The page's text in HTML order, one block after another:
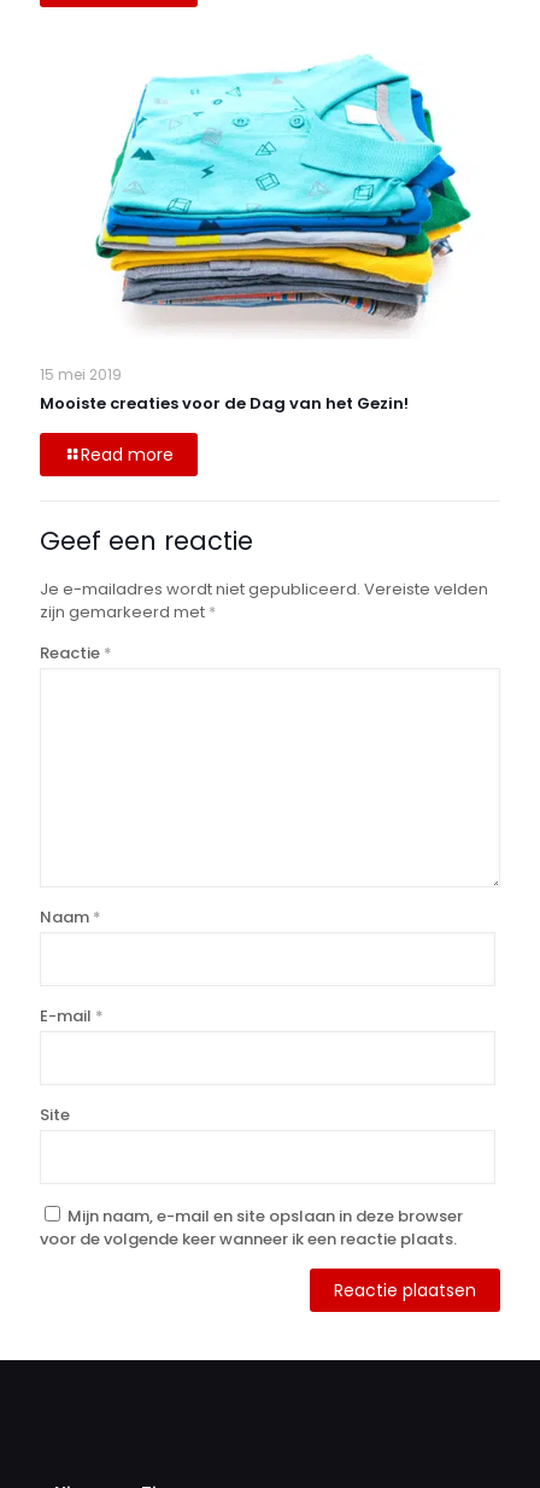
15 mei 2019
Mooiste creaties voor de Dag van het Gezin!
Read more
Geef een reactie
Je e-mailadres wordt niet gepubliceerd. Vereiste velden
zijn gemarkeerd met *
Reactie *
Naam *
E-mail *
Site
Mijn naam, e-mail en site opslaan in deze browser
voor de volgende keer wanneer ik een reactie plaats.